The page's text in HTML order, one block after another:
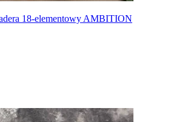
18-elementowy AMBITION